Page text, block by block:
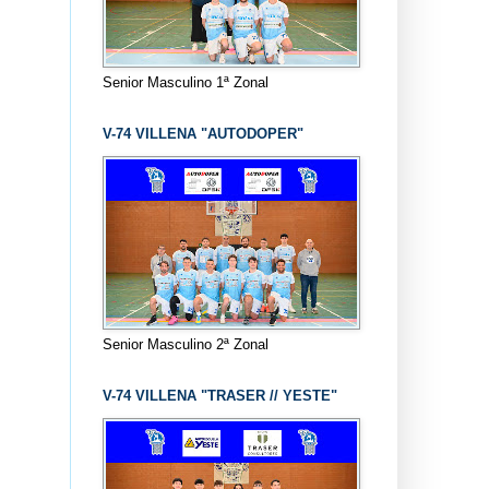
Senior Masculino 1ª Zonal
V-74 VILLENA "AUTODOPER"
Senior Masculino 2ª Zonal
V-74 VILLENA "TRASER // YESTE"